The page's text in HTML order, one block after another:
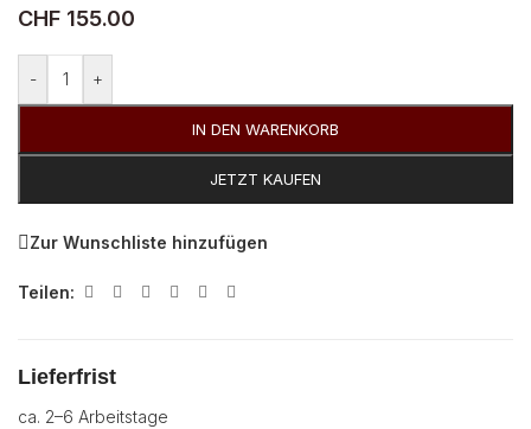
CHF 155.00
- +
IN DEN WARENKORB
JETZT KAUFEN
Zur Wunschliste hinzufügen
Teilen:
Lieferfrist
ca. 2–6 Arbeitstage